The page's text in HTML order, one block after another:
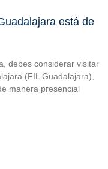
está de
debes considerar visitar
(FIL Guadalajara),
manera presencial